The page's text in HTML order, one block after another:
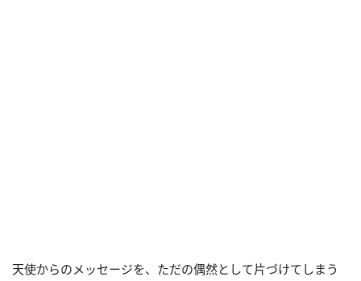
天使からのメッセージを、ただの偶然として片づけてしまう